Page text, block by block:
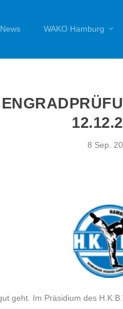
News WAKO Hamburg
8 Sep.
geht. Im Präsidium des